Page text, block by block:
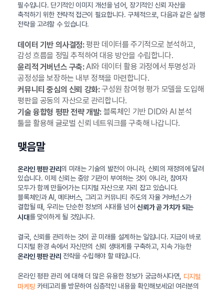
필수입니다. 단기적인 이미지 개선을 넘어, 장기적인 신뢰 자산을
축적하기 위한 전략적 접근이 필요합니다. 구체적으로, 다음과 같은 실행
전략을 고려할 수 있습니다.
데이터 기반 의사결정:평판 데이터를 주기적으로 분석하고,
감성 흐름을 정밀 추적하여 대응 방안을 수립합니다.
윤리적 거버넌스 구축:AI와 데이터 활용 과정에서 투명성과
공정성을 보장하는 내부 정책을 마련합니다.
커뮤니티 중심의 신뢰 강화:구성원 참여형 평가 모델을 도입해
평판을 공동의 자산으로 관리합니다.
기술 융합형 평판 전략 개발:블록체인 기반 DID와 AI 분석
툴을 활용해 글로벌 신뢰 네트워크를 구축해 나갑니다.
맺음말
온라인 평판 관리의 미래는 기술의 발전이 아니라, 신뢰의 재정의에 달려
있습니다. 이제 신뢰는 중앙 기관이 부여하는 것이 아니라, 참여자
모두가 함께 만들어가는 디지털 자산으로 자리 잡고 있습니다.
블록체인과 AI, 메타버스, 그리고 커뮤니티 주도의 자율 거버넌스가
결합될 때, 우리는 단순한 정보의 시대를 넘어신뢰가 곧 가치가 되는
시대를 맞이하게 될 것입니다.
결국, 신뢰를 관리하는 것이 곧 미래를 설계하는 일입니다. 지금이 바로
디지털 환경 속에서 자신만의 신뢰 생태계를 구축하고, 지속 가능한
온라인 평판 관리 전략을 수립해야 할 때입니다.
온라인 평판 관리 에 대해 더 많은 유용한 정보가 궁금하시다면, 디지털
마케팅 카테고리를 방문하여 심층적인 내용을 확인해보세요! 여러분의